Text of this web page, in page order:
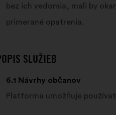
bez ich vedomia, mali by
primerané opatrenia.
SLUŽIEB
6.1 Návrhy občanov
Platforma umožňuje